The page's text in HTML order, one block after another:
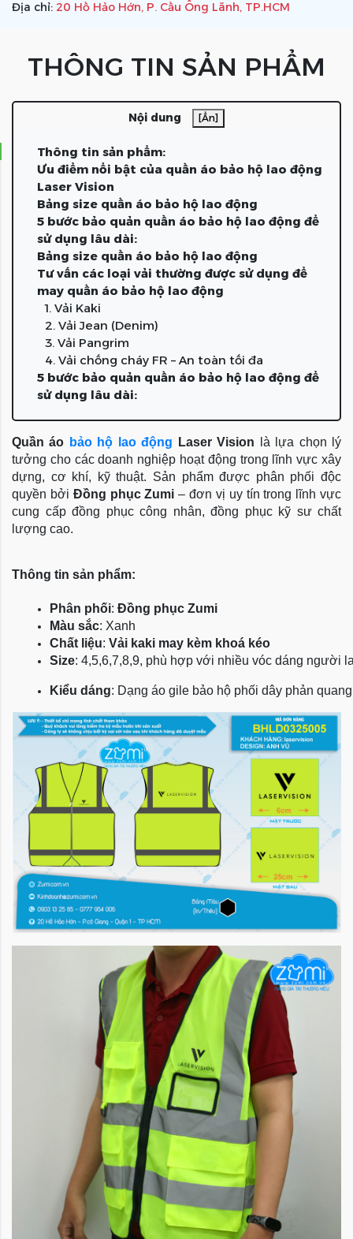
Địa chỉ: 20 Hồ Hảo Hớn, P. Cầu Ông Lãnh, TP.HCM
THÔNG TIN SẢN PHẨM
Nội dung [Ẩn]
Thông tin sản phẩm:
Ưu điểm nổi bật của quần áo bảo hộ lao động
Laser Vision
Bảng size quần áo bảo hộ lao động
5 bước bảo quản quần áo bảo hộ lao động để
sử dụng lâu dài:
Bảng size quần áo bảo hộ lao động
Tư vấn các loại vải thường được sử dụng để
may quần áo bảo hộ lao động
1. Vải Kaki
2. Vải Jean (Denim)
3. Vải Pangrim
4. Vải chống cháy FR – An toàn tối đa
5 bước bảo quản quần áo bảo hộ lao động để
sử dụng lâu dài:
Quần áo bảo hộ lao động Laser Vision
là lựa chọn lý
tưởng cho các doanh nghiệp hoạt động trong lĩnh vực xây
dựng, cơ khí, kỹ thuật. Sản phẩm được phân phối độc
quyền bởi Đồng phục Zumi – đơn vị uy tín trong lĩnh vực
cung cấp đồng phục công nhân, đồng phục kỹ sư chất
lượng cao.
Thông tin sản phẩm:
Phân phối: Đồng phục Zumi
Màu sắc: Xanh
Chất liệu: Vải kaki may kèm khoá kéo
Size: 4,5,6,7,8,9, phù hợp với nhiều vóc dáng người
Kiểu dáng: Dạng áo gile bảo hộ phối dây phản quang